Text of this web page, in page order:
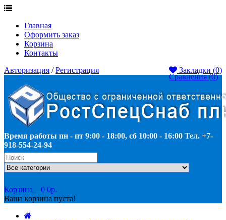
Главная
Оформить заказ
Корзина
Контакты
Закладки (0)
Сравнения (0)
Авторизация / Регистрация
Время работы пн - пт 9:00 - 18:00, сб 10:00 - 16:00 Тел. +7-
918-554-24-94
Корзина 0 0р.
Ваша корзина пуста!